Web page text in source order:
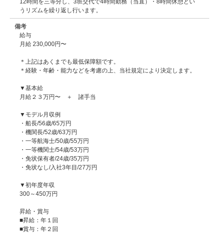
うリズムを繰り返し行います。
備考
給与
月給 230,000円〜
＊上記はあくまでも最低保障額です。
＊経験・年齢・能力などを考慮の上、当社規定により決定します。
▼基本給
月給２３万円〜 ＋ 諸手当
▼モデル月収例
・船長/56歳/65万円
・機関長/52歳/63万円
・一等航海士/50歳/55万円
・一等機関士/54歳/53万円
・免状保有者/24歳/35万円
・免状なし/入社3年目/27万円
▼初年度年収
300～450万円
昇給・賞与
■昇給：年１回
■賞与：年２回